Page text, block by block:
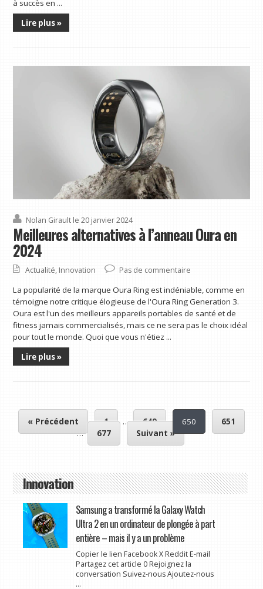
à succès en ...
Lire plus »
Nolan Girault le 20 janvier 2024
Meilleures alternatives à l’anneau Oura en
2024
Actualité, Innovation Pas de commentaire
La popularité de la marque Oura Ring est indéniable, comme en
témoigne notre critique élogieuse de l'Oura Ring Generation 3.
Oura est l'un des meilleurs appareils portables de santé et de
fitness jamais commercialisés, mais ce ne sera pas le choix idéal
pour tout le monde. Quoi que vous n'étiez ...
Lire plus »
« Précédent 1 … 649 650
651
…
677 Suivant »
Innovation
Samsung a transformé la Galaxy Watch
Ultra 2 en un ordinateur de plongée à part
entière – mais il y a un problème
Copier le lien Facebook X Reddit E-mail
Partagez cet article 0 Rejoignez la
conversation Suivez-nous Ajoutez-nous
...